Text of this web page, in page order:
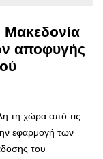
Μακεδονία
αποφυγής
τη χώρα από τις
εφαρμογή των
του